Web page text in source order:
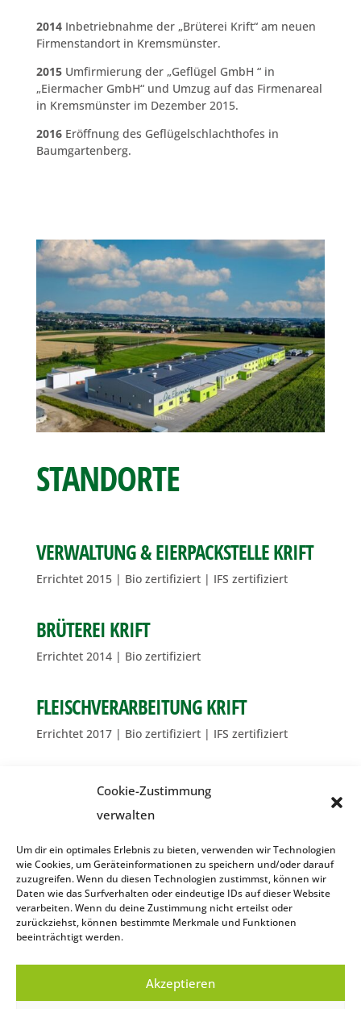
Cookie-Zustimmung
verwalten
Um dir ein optimales Erlebnis zu bieten, verwenden wir Technologien
wie Cookies, um Geräteinformationen zu speichern und/oder darauf
zuzugreifen. Wenn du diesen Technologien zustimmst, können wir
Daten wie das Surfverhalten oder eindeutige IDs auf dieser Website
verarbeiten. Wenn du deine Zustimmung nicht erteilst oder
zurückziehst, können bestimmte Merkmale und Funktionen
beeinträchtigt werden.
Akzeptieren
2014Inbetriebnahme der „Brüterei Krift“ am neuen
Firmenstandort in Kremsmünster.
2015Umfirmierung der „Geflügel GmbH “ in
„Eiermacher GmbH“ und Umzug auf das Firmenareal
in Kremsmünster im Dezember 2015.
2016Eröffnung des Geflügelschlachthofes in
Baumgartenberg.
STANDORTE
VERWALTUNG & EIERPACKSTELLE KRIFT
Errichtet 2015 | Bio zertifiziert | IFS zertifiziert
BRÜTEREI KRIFT
Errichtet 2014 | Bio zertifiziert
FLEISCHVERARBEITUNG KRIFT
Errichtet 2017 | Bio zertifiziert | IFS zertifiziert
BRÜTEREI KRIFT
Erweiterung 2020 | Bio zertifiziert
SCHLACHTHOF NUSSBACH
Errichtet 2020 | Bio zertifiziert
Datenschutzerklärung
Cookie-Richtlinie (EU)